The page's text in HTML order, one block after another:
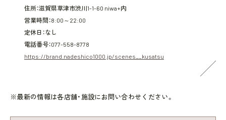
住所：滋賀県草津市渋川1-1-60 niwa+内
営業時間：8:00～22:00
定休日：なし
電話番号：077-558-8778
https://brand.nadeshico1000.jp/scenes__kusatsu
※最新の情報は各店舗・施設にお問い合わせください。